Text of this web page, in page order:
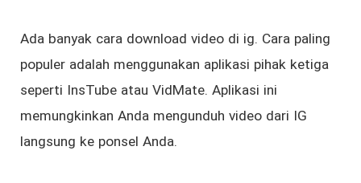
Ada banyak cara download video di ig. Cara paling
populer adalah menggunakan aplikasi pihak ketiga
seperti InsTube atau VidMate. Aplikasi ini
memungkinkan Anda mengunduh video dari IG
langsung ke ponsel Anda.